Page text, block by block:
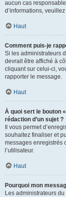
aucun cas
d’informations,
Haut
Comment puis-je
Si les administrateurs
devrait être affiché à
cliquant sur celui-ci,
rapporter le message.
Haut
À quoi sert le bouton
rédaction d’un sujet ?
Il vous permet
souhaitez finaliser et
messages enregistrés
l’utilisateur.
Haut
Pourquoi mon
Les administrateurs